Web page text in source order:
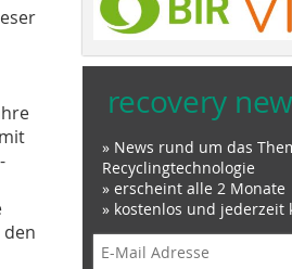
recovery
» News rund um das
Recyclingtechnologie
» erscheint alle 2 Monate
» kostenlos und jederzeit